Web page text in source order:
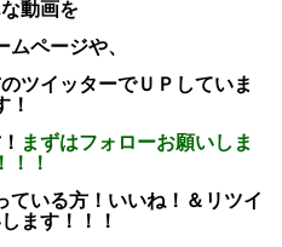
動画を
ムページや、
ツイッターでＵＰしていま
！
まずはフォローお願いしま
！！
ている方！いいね！＆リツイ
ます！！！